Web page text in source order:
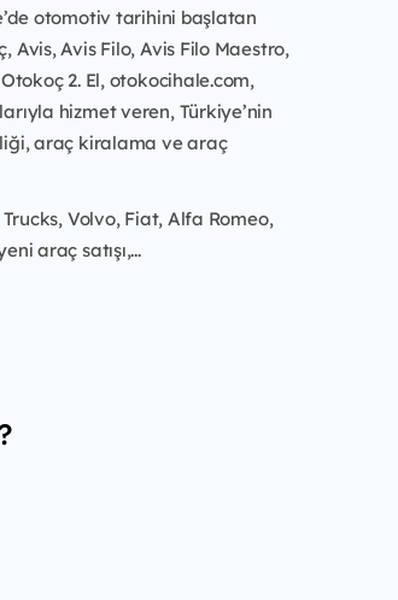
otomotiv tarihini başlatan
Avis, Avis Filo, Avis Filo Maestro,
2. El, otokocihale.com,
hizmet veren, Türkiye’nin
araç kiralama ve araç
Volvo, Fiat, Alfa Romeo,
araç satışı,...